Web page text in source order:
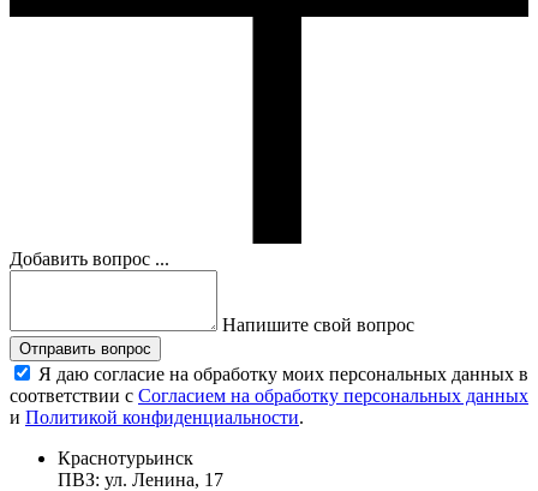
Добавить вопрос ...
Напишите свой вопрос
Отправить вопрос
Я даю согласие на обработку моих персональных данных в
соответствии с Согласием на обработку персональных данных
и Политикой конфиденциальности.
Краснотурьинск
ПВЗ: ул. Ленина, 17